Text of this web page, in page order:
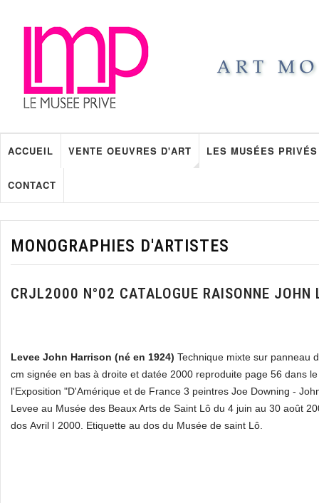
ACCUEIL VENTE OEUVRES D'ART LES MUSÉES PRIVÉS
CONTACT
MONOGRAPHIES D'ARTISTES
CRJL2000 N°02 CATALOGUE RAISONNE JOHN
Levee John Harrison (né en 1924) Technique mixte sur panneau
cm signée en bas à droite et datée 2000 reproduite page 56 dans
l'Exposition "D'Amérique et de France 3 peintres Joe Downing -
Levee au Musée des Beaux Arts de Saint Lô du 4 juin au 30 août
dos Avril I 2000. Etiquette au dos du Musée de saint Lô.